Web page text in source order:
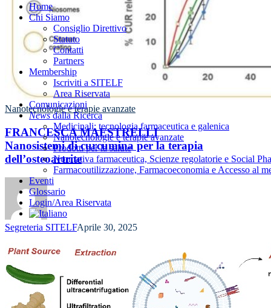
Menu Home
Chi Siamo
Consiglio Direttivo
Statuto
Contatti
Partners
Membership
Iscriviti a SITELF
Area Riservata
Comunicazioni
Newsdalla Ricerca
Medicinali: tecnologia farmaceutica e galenica
Nanotecnologie e terapie avanzate
Prodotti per la salute
Normativa farmaceutica, Scienze regolatorie e Social
Farmacoutilizzazione, Farmacoeconomia e Accesso al
Eventi
Glossario
Login/Area Riservata
Nanotecnologie e terapie avanzate
FRANCESCA MAESTRELLI
Nanosistemi di curcumina per la terapia
dell’osteoartrite
Segreteria SITELFAprile 30, 2025